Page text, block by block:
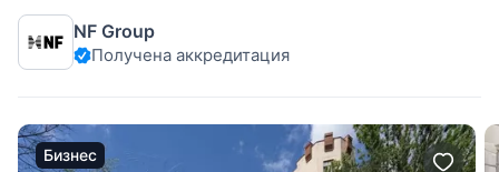
квартале на западе Москвы, расположенном на
территории благоустроенного каскадного парка площадью
около 9 гектаров. Здесь сочетаются ощущение
NF Group
Получена аккредитация
Бизнес